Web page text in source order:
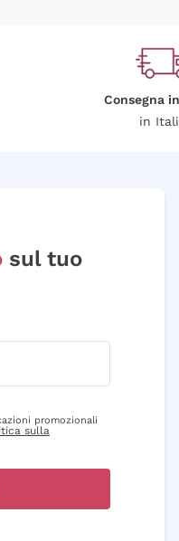
Consegna
in
sul tuo
promozionali
sulla